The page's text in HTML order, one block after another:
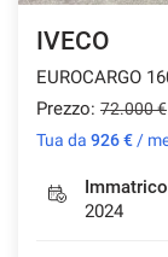
IVECO
EUROCARGO
Prezzo: 72.000 €
Tua da 926 € /
2024